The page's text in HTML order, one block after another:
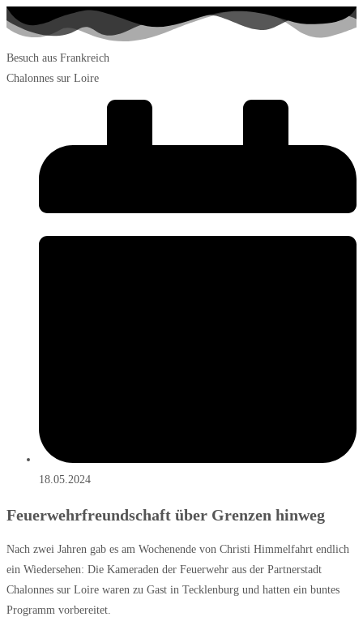
Besuch aus Frankreich
Chalonnes sur Loire
18.05.2024
Feuerwehrfreundschaft über Grenzen hinweg
Nach zwei Jahren gab es am Wochenende von Christi Himmelfahrt endlich
ein Wiedersehen: Die Kameraden der Feuerwehr aus der Partnerstadt
Chalonnes sur Loire waren zu Gast in Tecklenburg und hatten ein buntes
Programm vorbereitet.